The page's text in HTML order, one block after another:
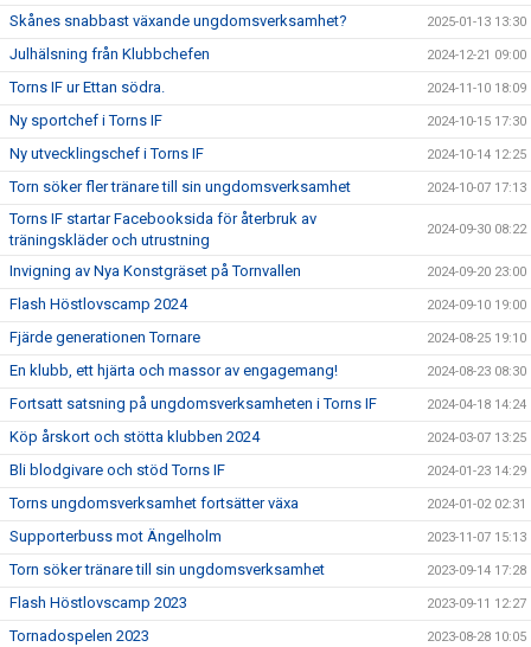
Skånes snabbast växande ungdomsverksamhet? 2025-01-13 13:30
Julhälsning från Klubbchefen 2024-12-21 09:00
Torns IF ur Ettan södra. 2024-11-10 18:09
Ny sportchef i Torns IF 2024-10-15 17:30
Ny utvecklingschef i Torns IF 2024-10-14 12:25
Torn söker fler tränare till sin ungdomsverksamhet 2024-10-07 17:13
Torns IF startar Facebooksida för återbruk av
träningskläder och utrustning
2024-09-30 08:22
Invigning av Nya Konstgräset på Tornvallen 2024-09-20 23:00
Flash Höstlovscamp 2024 2024-09-10 19:00
Fjärde generationen Tornare 2024-08-25 19:10
En klubb, ett hjärta och massor av engagemang! 2024-08-23 08:30
Fortsatt satsning på ungdomsverksamheten i Torns IF 2024-04-18 14:24
Köp årskort och stötta klubben 2024 2024-03-07 13:25
Bli blodgivare och stöd Torns IF 2024-01-23 14:29
Torns ungdomsverksamhet fortsätter växa 2024-01-02 02:31
Supporterbuss mot Ängelholm 2023-11-07 15:13
Torn söker tränare till sin ungdomsverksamhet 2023-09-14 17:28
Flash Höstlovscamp 2023 2023-09-11 12:27
Tornadospelen 2023 2023-08-28 10:05